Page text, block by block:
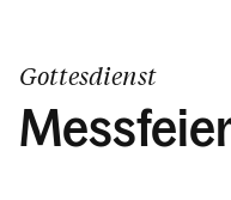
Gottesdienst